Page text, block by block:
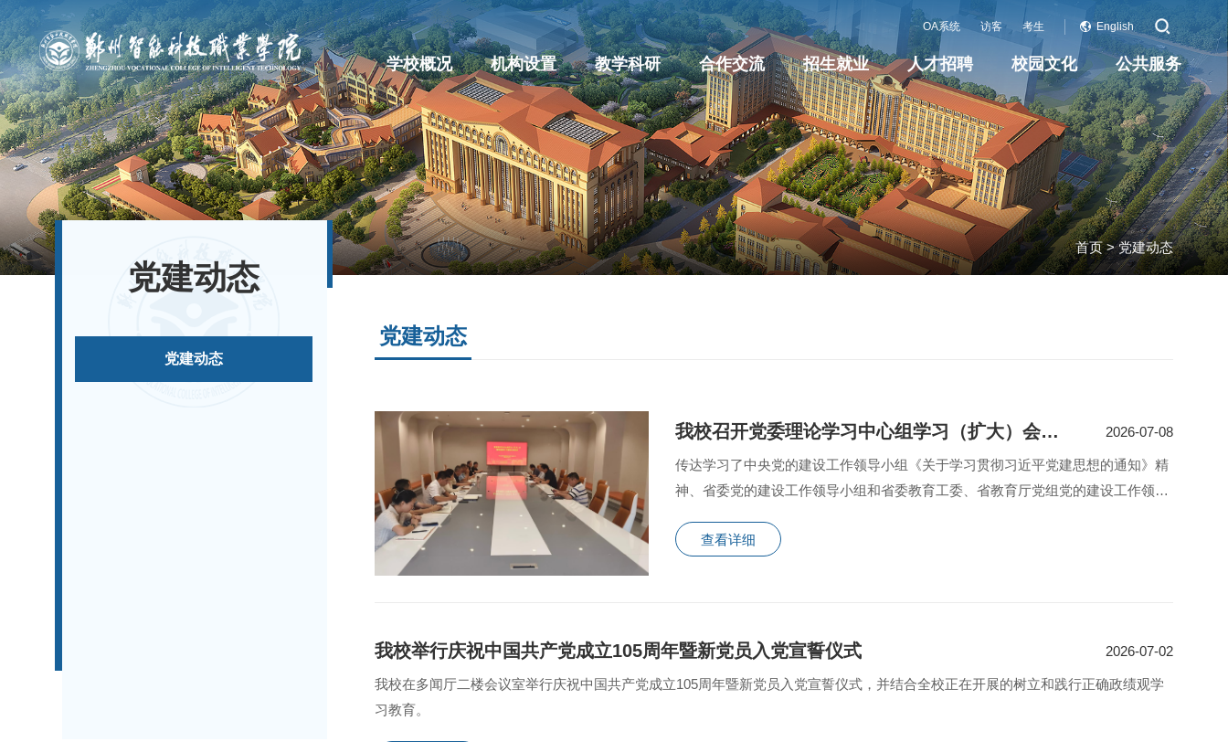
OA系统 访客 考生 English
学校概况 机构设置 教学科研 合作交流 招生就业 人才招聘 校园文化 公共服务
首页>党建动态
党建动态
党建动态
党建动态
我校召开党委理论学习中心组学习（扩大）会暨党的建设工作领导小组会议 2026-07-08
传达学习了中央党的建设工作领导小组《关于学习贯彻习近平党建思想的通知》精
神、省委党的建设工作领导小组和省委教育工委、省教育厅党组党的建设工作领导
查看详细
我校举行庆祝中国共产党成立105周年暨新党员入党宣誓仪式 2026-07-02
我校在多闻厅二楼会议室举行庆祝中国共产党成立105周年暨新党员入党宣誓仪式，并结合全校正在开展的树立和践行正确政绩观学
习教育。